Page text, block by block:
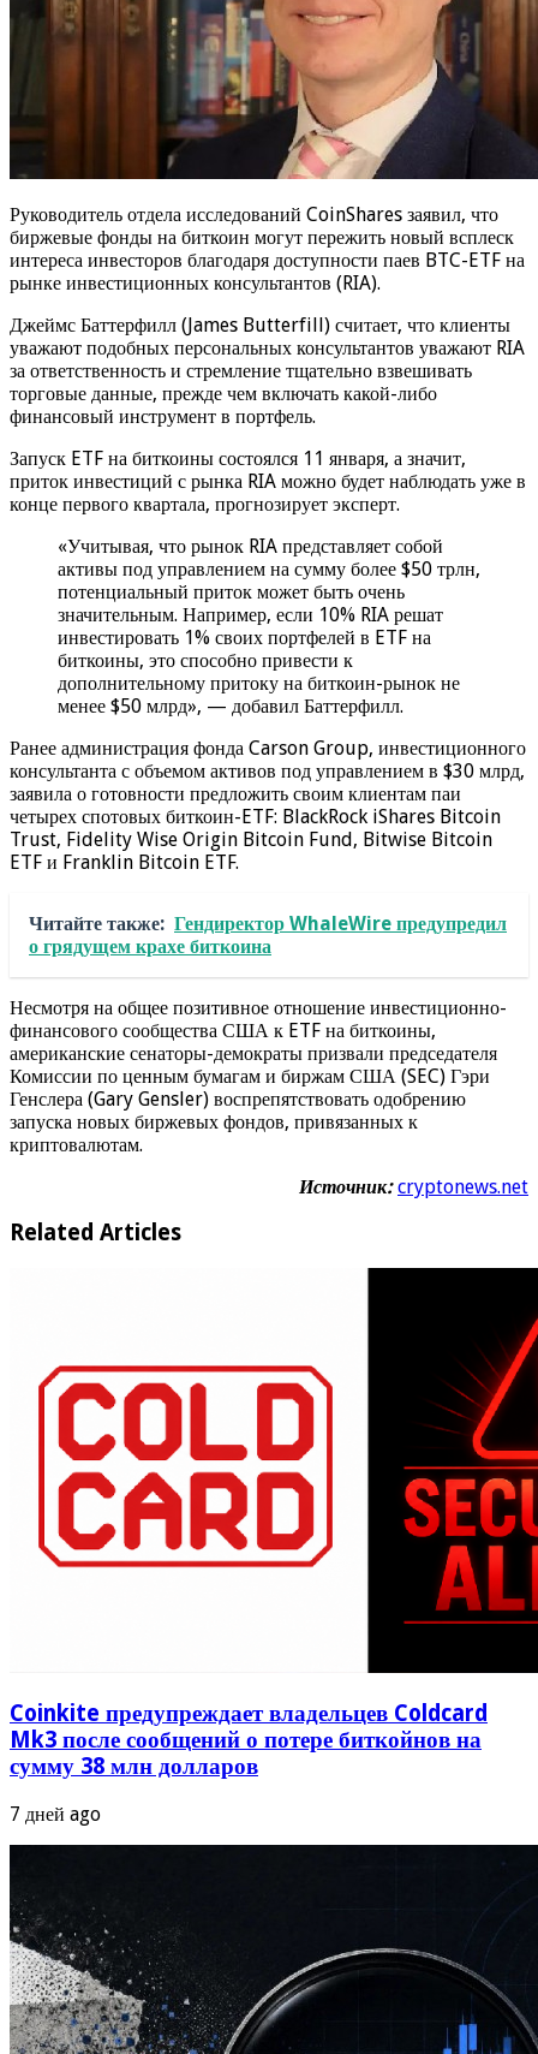
Руководитель отдела исследований CoinShares заявил, что
биржевые фонды на биткоин могут пережить новый всплеск
интереса инвесторов благодаря доступности паев BTC-ETF на
рынке инвестиционных консультантов (RIA)​.
Джеймс Баттерфилл (James Butterfill) считает, что клиенты
уважают подобных персональных консультантов уважают RIA
за ответственность и стремление тщательно взвешивать
торговые данные, прежде чем включать какой-либо
финансовый инструмент в портфель.
Запуск ETF на биткоины состоялся 11 января, а значит,
приток инвестиций с рынка RIA можно будет наблюдать уже в
конце первого квартала, прогнозирует эксперт.
«Учитывая, что рынок RIA представляет собой
активы под управлением на сумму более $50 трлн,
потенциальный приток может быть очень
значительным. Например, если 10% RIA решат
инвестировать 1% своих портфелей в ETF на
биткоины, это способно привести к
дополнительному притоку на биткоин-рынок не
менее $50 млрд», — добавил Баттерфилл.
Ранее администрация фонда Carson Group, инвестиционного
консультанта с объемом активов под управлением в $30 млрд,
заявила о готовности предложить своим клиентам паи
четырех спотовых биткоин-ETF: BlackRock iShares Bitcoin
Trust, Fidelity Wise Origin Bitcoin Fund, Bitwise Bitcoin
ETF и Franklin Bitcoin ETF.
Читайте также: Гендиректор WhaleWire предупредил
о грядущем крахе биткоина
Несмотря на общее позитивное отношение инвестиционно-
финансового сообщества США к ETF на биткоины,
американские сенаторы-демократы призвали председателя
Комиссии по ценным бумагам и биржам США (SEC) Гэри
Генслера (Gary Gensler) воспрепятствовать одобрению
запуска новых биржевых фондов, привязанных к
криптовалютам.
Источник: cryptonews.net
Related Articles
Coinkite предупреждает владельцев Coldcard
Mk3 после сообщений о потере биткойнов на
сумму 38 млн долларов
7 дней ago